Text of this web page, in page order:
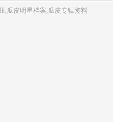
,瓜皮明星档案,瓜皮专辑资料